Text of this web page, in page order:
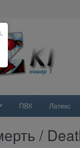
ПВХ Латекс
/